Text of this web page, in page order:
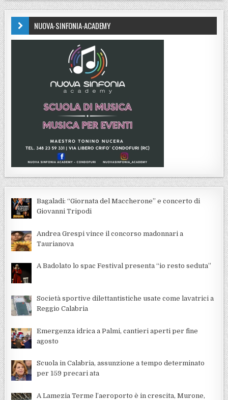
NUOVA-SINFONIA-ACADEMY
Bagaladi: “Giornata del Maccherone” e concerto di
Giovanni Tripodi
Andrea Grespi vince il concorso madonnari a
Taurianova
A Badolato lo spac Festival presenta “io resto seduta”
Società sportive dilettantistiche usate come lavatrici a
Reggio Calabria
Emergenza idrica a Palmi, cantieri aperti per fine
agosto
Scuola in Calabria, assunzione a tempo determinato
per 159 precari ata
A Lamezia Terme l’aeroporto è in crescita, Murone,